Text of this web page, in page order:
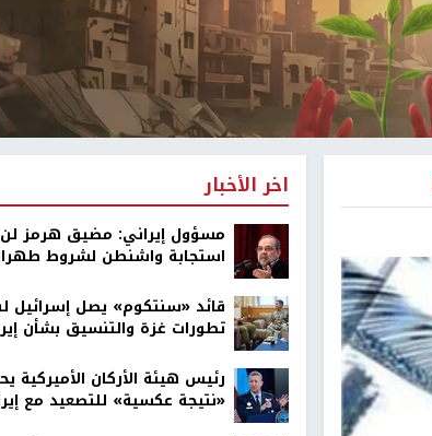
اخر الأخبار
مسؤول إيراني: مضيق هرمز
استجابة واشنطن لشروط
قائد «سنتكوم» يصل إسرائيل
تطورات غزة والتنسيق بشأن
رئيس هيئة الأركان الأميركية
«نتيجة عكسية» للتصعيد مع